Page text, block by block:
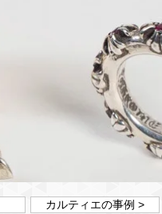
カルティエの事例 >